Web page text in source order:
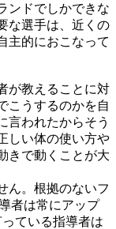
ンドでしかできな
な選手は、近くの
主的におこなって
が教えることに対
こうするのかを自
言われたからそう
しい体の使い方や
きで動くことが大
ん。根拠のないフ
者は常にアップ
ている指導者は